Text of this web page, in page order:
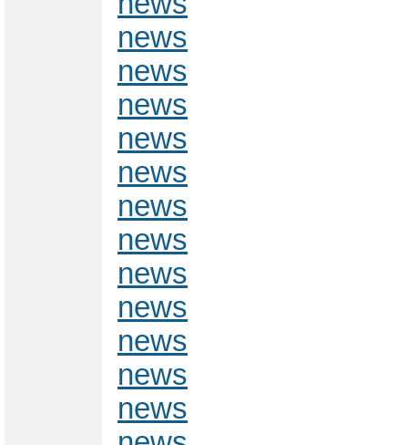
news
news
news
news
news
news
news
news
news
news
news
news